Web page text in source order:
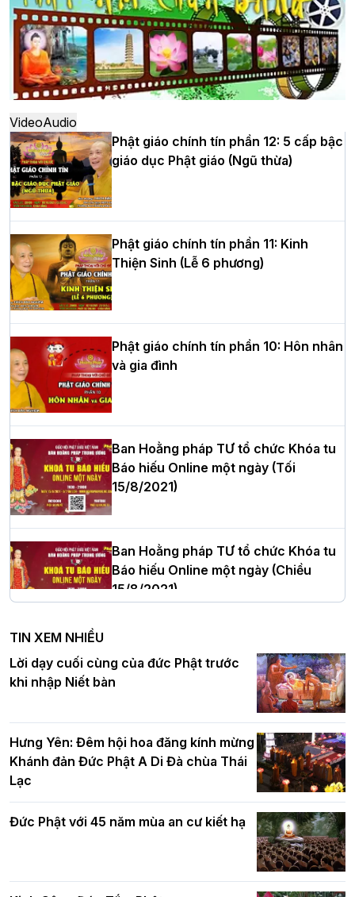
Hà Nội: Ngày tu học cuối cùng khép lại
khóa sinh hoạt Phật pháp mùa hè lần
thứ XIV tại chùa Bằng
Học yêu thương trong ngày tu tập thứ
tư của Khóa sinh hoạt Phật pháp mùa
hè tại chùa Bằng
HT.Thích Thọ Lạc được suy cử làm tân
Trưởng BTS GHPGVN tỉnh Nghệ An
Hòa thượng Thích Quảng Tùng tái đắc
cử Trưởng BTS GHPGVN thành phố Hải
Phòng nhiệm kỳ 2026 – 2031
Thượng tọa Thích Tâm Chính được suy
cử tân Trưởng ban Trị sự GHPGVN tỉnh
Hà Nội: Tăng Ni Trường hạ Bồ Đề trang
nghiêm tác pháp Tiền an cư PL.2570 –
DL.2026
chúc mừng Phật đản BTS GHPGVN TP.
Hà Nội
Hơn 5.000 người tham dự diễu hành,
VideoAudio
Phật giáo chính tín phần 12: 5 cấp bậc
giáo dục Phật giáo (Ngũ thừa)
Phật giáo chính tín phần 11: Kinh
Thiện Sinh (Lễ 6 phương)
Phật giáo chính tín phần 10: Hôn nhân
và gia đình
Ban Hoằng pháp TƯ tổ chức Khóa tu
Báo hiếu Online một ngày (Tối
15/8/2021)
Ban Hoằng pháp TƯ tổ chức Khóa tu
Báo hiếu Online một ngày (Chiều
15/8/2021)
Ban Hoằng pháp TƯ tổ chức Khóa tu
Báo hiếu Online một ngày (Sáng
15/8/2021)
Tinh thần yêu nước của Phật giáo
TIN XEM NHIỀU
Lời dạy cuối cùng của đức Phật trước
khi nhập Niết bàn
Hưng Yên: Đêm hội hoa đăng kính mừng
Khánh đản Đức Phật A Di Đà chùa Thái
Lạc
Đức Phật với 45 năm mùa an cư kiết hạ